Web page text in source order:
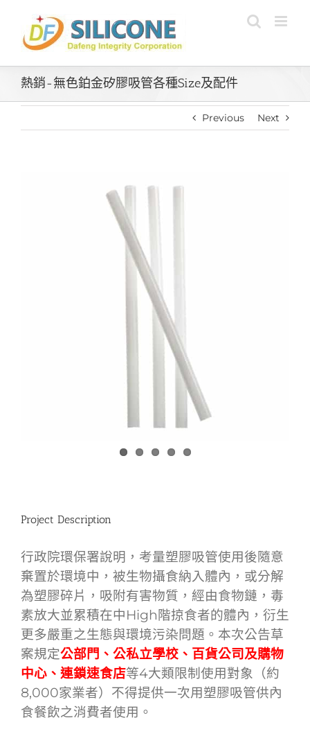
content
熱銷-無色鉑金矽膠吸管各種Size及配件
Previous Next
Project Description
行政院環保署說明，考量塑膠吸管使用後隨意
棄置於環境中，被生物攝食納入體內，或分解
為塑膠碎片，吸附有害物質，經由食物鏈，毒
素放大並累積在中High階掠食者的體內，衍生
更多嚴重之生態與環境污染問題。本次公告草
案規定公部門、公私立學校、百貨公司及購物
中心、連鎖速食店等4大類限制使用對象（約
8,000家業者）不得提供一次用塑膠吸管供內
食餐飲之消費者使用。